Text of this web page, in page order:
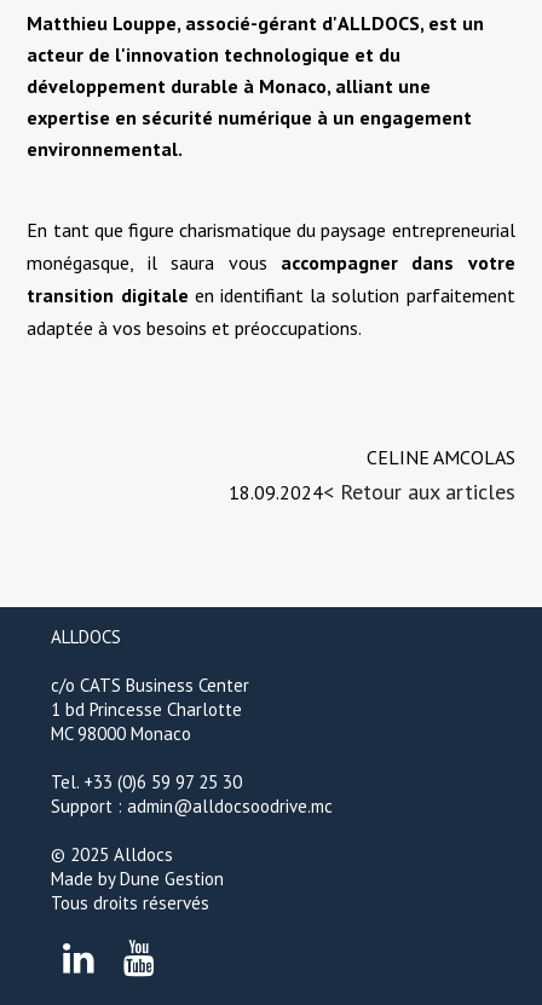
Matthieu Louppe, associé-gérant d'ALLDOCS, est un
acteur de l'innovation technologique et du
développement durable à Monaco, alliant une
expertise en sécurité numérique à un engagement
environnemental.
En tant que figure charismatique du paysage entrepreneurial
monégasque, il saura vous accompagner dans votre
transition digitale en identifiant la solution parfaitement
adaptée à vos besoins et préoccupations.
CELINE AMCOLAS
18.09.2024< Retour aux articles
ALLDOCS
c/o CATS Business Center
1 bd Princesse Charlotte
MC 98000 Monaco
Tel. +33 (0)6 59 97 25 30
Support :admin@alldocsoodrive.mc
© 2025 Alldocs
Made by Dune Gestion
Tous droits réservés